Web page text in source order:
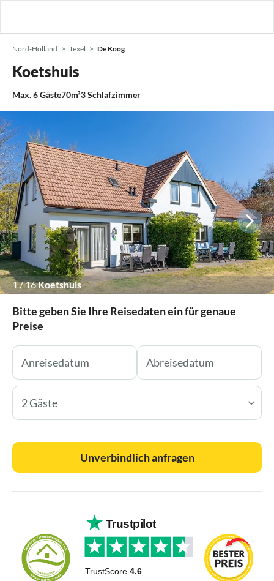
Nord-Holland Texel De Koog
Koetshuis
Max.6Gäste70m²3Schlafzimmer
1/16Koetshuis
Bitte geben Sie Ihre Reisedaten ein für genaue
Preise
2 Gäste
Unverbindlich anfragen